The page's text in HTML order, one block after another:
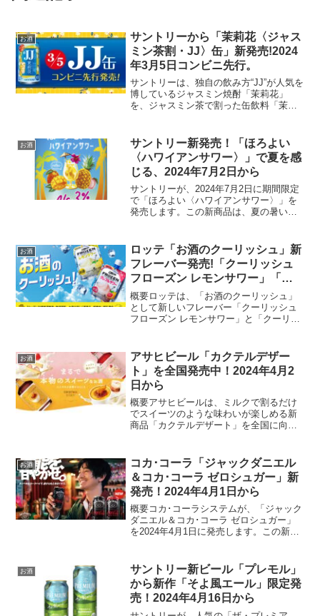
お酒
サントリーから「茉莉花〈ジャス
ミン茶割・JJ〉缶」新発売!2024
年3月5日コンビニ先行。
サントリーは、独自の飲み方“JJ”が人気を
博しているジャスミン焼酎「茉莉花」
を、ジャスミン茶で割った缶飲料「茉莉
売し、全国発売は4月9日に行います。こ
の新商品は...
お酒
サントリー新発売！「ほろよい
〈ハワイアンサワー〉」で夏を感
じる、2024年7月2日から
サントリーが、2024年7月2日に期間限定
で「ほろよい〈ハワイアンサワー〉」を
発売します。この新商品は、夏の暑い
供します。「ほろよい〈ハワイアンサワ
ー〉」の特長「ほろよ...
お酒
ロッテ「お酒のクーリッシュ」新
フレーバー発売!「クーリッシュ
フローズン レモンサワー」「ク
ーリッシュ フローズン グレフル
サワー」2024年4月15日から
概要ロッテは、「お酒のクーリッシュ」
として新しいフレーバー「クーリッシュ
フローズン レモンサワー」と「クーリッ
れらの製品では、アルコール分5％で、フ
ローズン状態...
お酒
アサヒビール「カクテルデザー
ト」を全国発売中！2024年4月2
日から
概要アサヒビールは、ミルクで割るだけ
でスイーツのような味わいが楽しめる新
商品「カクテルデザート」を全国に向け
クレームブリュレなお酒」の2種類から成
り、どちらも定番のミル...
お酒
コカ･コーラ「ジャックダニエル
＆コカ･コーラ ゼロシュガー」新
発売！2024年4月1日から
概要コカ･コーラシステムが、「ジャック
ダニエル＆コカ･コーラ ゼロシュガー」
を2024年4月1日に発売します。この新商
「コカ･コーラ」のミックスドリンクの糖
類ゼロバージ...
お酒
サントリー新ビール「プレモル」
から新作「そよ風エール」限定発
売！2024年4月16日から